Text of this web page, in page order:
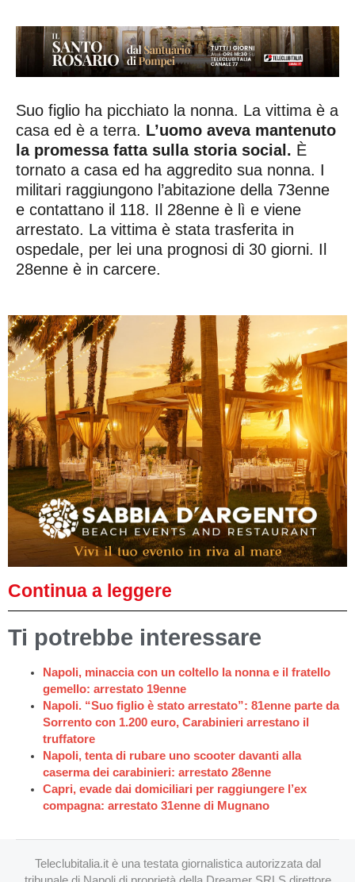
Suo figlio ha picchiato la nonna. La vittima è a
casa ed è a terra. L’uomo aveva mantenuto
la promessa fatta sulla storia social. È
tornato a casa ed ha aggredito sua nonna. I
militari raggiungono l’abitazione della 73enne
e contattano il 118. Il 28enne è lì e viene
arrestato. La vittima è stata trasferita in
ospedale, per lei una prognosi di 30 giorni. Il
28enne è in carcere.
Continua a leggere
Ti potrebbe interessare
Napoli, minaccia con un coltello la nonna e il fratello
gemello: arrestato 19enne
Napoli. “Suo figlio è stato arrestato”: 81enne parte da
Sorrento con 1.200 euro, Carabinieri arrestano il
truffatore
Napoli, tenta di rubare uno scooter davanti alla
caserma dei carabinieri: arrestato 28enne
Capri, evade dai domiciliari per raggiungere l’ex
compagna: arrestato 31enne di Mugnano
Teleclubitalia.it è una testata giornalistica autorizzata dal